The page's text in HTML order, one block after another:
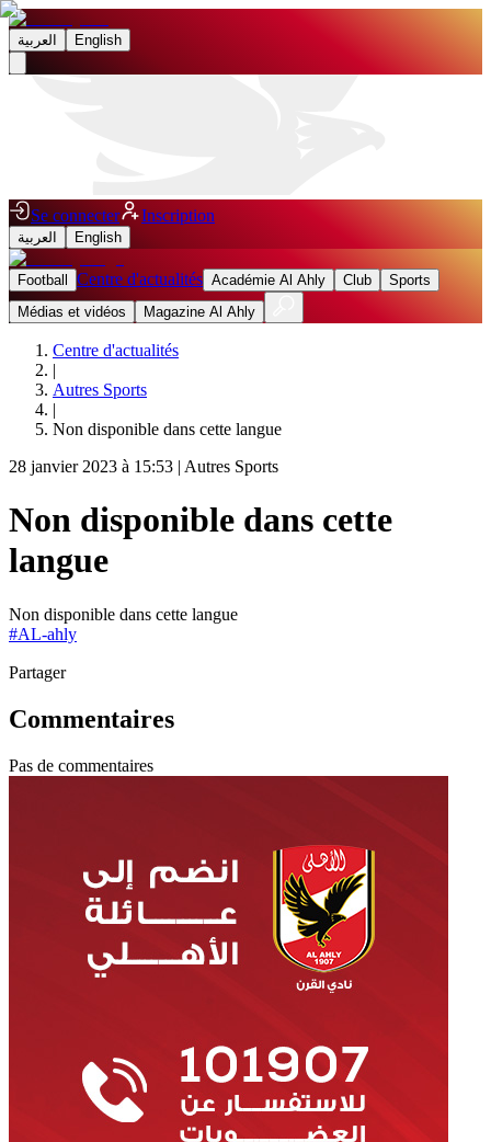
العربية English
Se connecter Inscription
العربية English
Football Centre d'actualités Académie Al Ahly Club
Sports
Médias et vidéos
Magazine Al Ahly
Centre d'actualités
|
Autres Sports
|
Non disponible dans cette langue
28 janvier 2023 à 15:53 | Autres Sports
Non disponible dans cette
langue
Non disponible dans cette langue
#AL-ahly
Partager
Commentaires
Pas de commentaires